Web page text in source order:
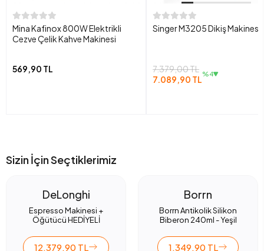
Mina Kafinox 800W Elektrikli
Cezve Çelik Kahve Makinesi
569,90 TL
Singer M3205 Dikiş Makinesi
7.379,00 TL
7.089,90 TL %4
Sizin İçin Seçtiklerimiz
DeLonghi
Espresso Makinesi +
Öğütücü HEDİYELİ
12.379,90 TL
Borrn
Borrn Antikolik Silikon
Biberon 240ml - Yeşil
1.349,90 TL